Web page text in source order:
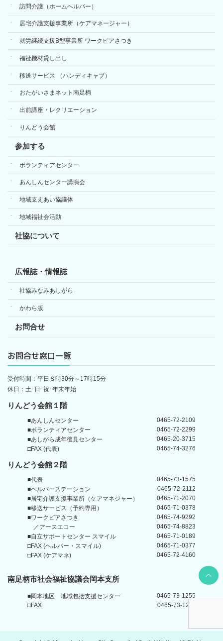
訪問介護（ホームヘルパー）
居宅介護支援事業所（ケアマネージャー）
就労継続支援B型事業所 ワークピアさつき
福祉機材貸し出し
移送サービス （ハンディキャブ）
おたがいさまネット南足柄
出前講座・レクリエーション
りんどう会館
参加する
ボランティアセンター
あんしんセンター講演会
地域支えあい協議体
地域福祉会活動
社協について
広報誌・情報誌
社協みなみあしがら
かわら版
お問合せ
お問合せ窓口一覧
受付時間：平日８時30分～17時15分
休日：土･日･祝･年末年始
りんどう会館１階
■あんしんセンター
0465-72-2109
■ボランティアセンター
0465-72-2299
■あしがら成年後見センター
0465-20-3715
□FAX (代表)
0465-74-3276
りんどう会館 ２階
■代表
0465-73-1575
■ヘルパーステーション
0465-72-2112
■居宅介護支援事業所 （ケアマネジャー）
0465-71-2070
■移送サービス（予約専用）
0465-71-0378
■ワークピアさつき
0465-74-9292
／アースエコー
0465-74-8823
■自立サポートセンター スマイル
0465-71-0189
□FAX (ヘルパー・スマイル)
0465-71-0377
□FAX (ケアマネ)
0465-72-4160
南足柄市社会福祉協議会岡本支所
■岡本地区 地域包括支援センター
0465-73-1255
□FAX
0465-73-1211
Back